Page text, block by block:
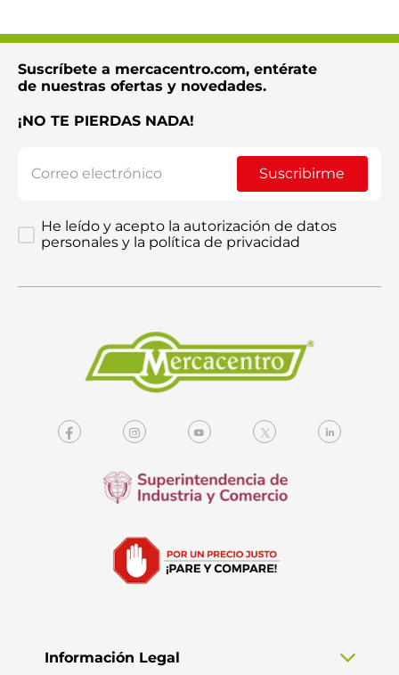
Suscríbete a mercacentro.com, entérate
de nuestras ofertas y novedades.
¡NO TE PIERDAS NADA!
Suscribirme
He leído y acepto la autorización de datos
personales y la política de privacidad
Información Legal